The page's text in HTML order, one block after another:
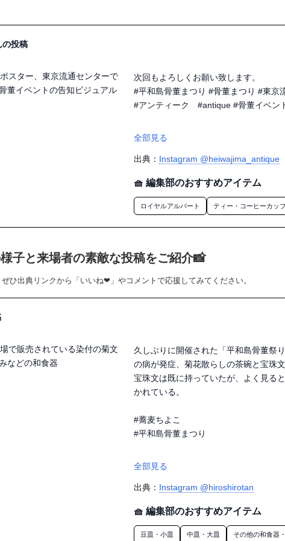
投稿
次回もよろしくお願い致します。
#平和島骨董まつり #骨董まつり #東京
#アンティーク　#antique #骨董イベン
全部見る
出典： Instagram @heiwajima_antique
🧺 編集部のおすすめアイテム
ロイヤルアルバート ティー・コーヒーカッ
子と来場者の素敵な投稿をご紹介📸
ひ出典リンクから「いいね❤」やコメントで応援してみてください。
久しぶりに開催された「平和島骨董祭
の病が発症、菊花散らしの茶碗と宝珠
宝珠文は既に持っていたが、よく見る
かれている。
#蕎麦ちよこ
#平和島骨董まつり
全部見る
出典： Instagram @hiroshirotan
🧺 編集部のおすすめアイテム
豆皿・小皿 中皿・大皿 その他の和食器